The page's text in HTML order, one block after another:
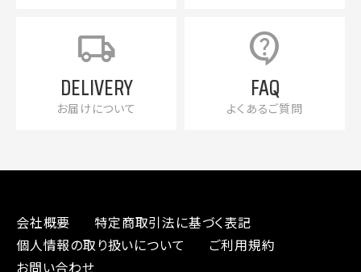
local_shipping
DELIVERY
お届けについて
contact_support
FAQ
よくあるご質問
会社概要
特定商取引法に基づく表記
個人情報の取り扱いについて
ご利用規約
お問い合わせ